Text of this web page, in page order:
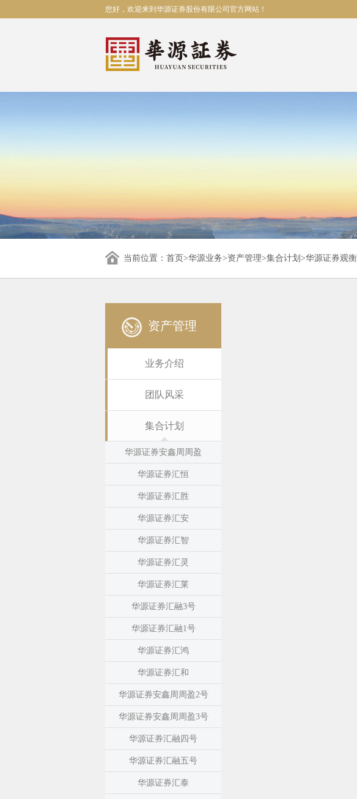
您好，欢迎来到华源证券股份有限公司官方网站！
当前位置： 首页>华源业务>资产管理>集合计划 >华源证券观
资产管理
业务介绍
团队风采
集合计划
华源证券安鑫周周盈
华源证券汇恒
华源证券汇胜
华源证券汇安
华源证券汇智
华源证券汇灵
华源证券汇莱
华源证券汇融3号
华源证券汇融1号
华源证券汇鸿
华源证券汇和
华源证券安鑫周周盈2号
华源证券安鑫周周盈3号
华源证券汇融四号
华源证券汇融五号
华源证券汇泰